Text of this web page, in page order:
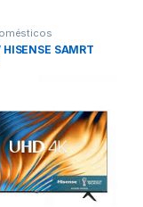
HISENSE SAMRT